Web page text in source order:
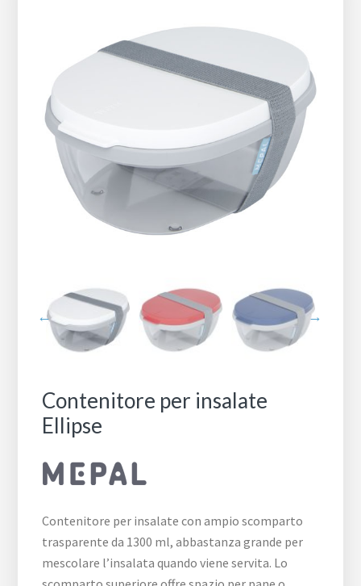
Contenitore per insalate
Ellipse
Contenitore per insalate con ampio scomparto
trasparente da 1300 ml, abbastanza grande per
mescolare l’insalata quando viene servita. Lo